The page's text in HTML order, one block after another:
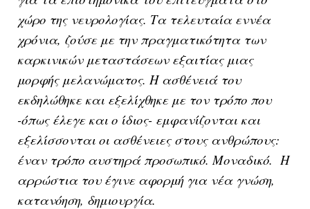
χώρο της νευρολογίας. Τα τελευταία εννέα
χρόνια, ζούσε με την πραγματικότητα των
καρκινικών μεταστάσεων εξαιτίας μιας
μορφής μελανώματος. Η ασθένειά του
εκδηλώθηκε και εξελίχθηκε με τον τρόπο που
-όπως έλεγε και ο ίδιος- εμφανίζονται και
εξελίσσονται οι ασθένειες στους ανθρώπους:
έναν τρόπο αυστηρά προσωπικό. Μοναδικό. Η
αρρώστια του έγινε αφορμή για νέα γνώση,
κατανόηση, δημιουργία.